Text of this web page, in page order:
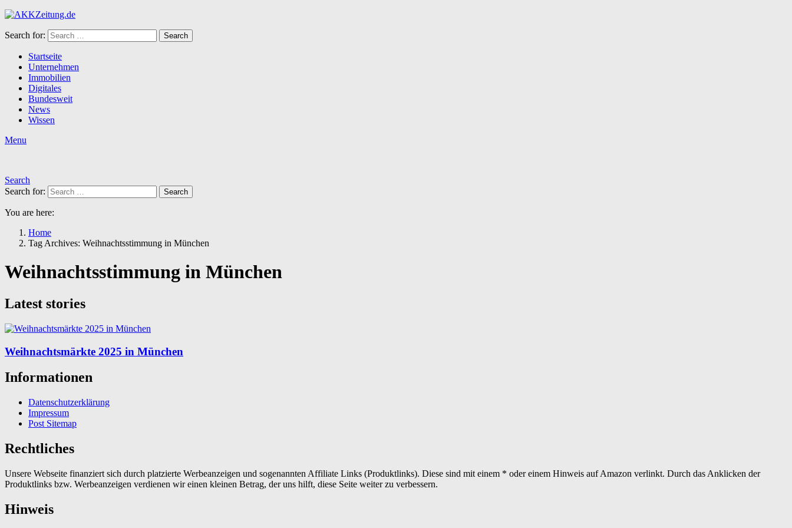
Search for: Search
Startseite
Unternehmen
Immobilien
Digitales
Bundesweit
News
Wissen
Menu
Search
Search for:
Search
You are here:
Home
Tag Archives: Weihnachtsstimmung in München
Weihnachtsstimmung in München
Latest stories
Weihnachtsmärkte 2025 in München
Informationen
Datenschutzerklärung
Impressum
Post Sitemap
Rechtliches
Unsere Webseite finanziert sich durch platzierte Werbeanzeigen und sogenannten Affiliate Links (Produktlinks). Diese sind mit einem * oder einem Hinweis auf Amazon verlinkt. Durch das Anklicken der
Produktlinks bzw. Werbeanzeigen verdienen wir einen kleinen Betrag, der uns hilft, diese Seite weiter zu verbessern.
Hinweis